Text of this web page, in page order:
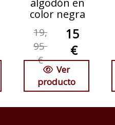
color negra
19,
95
€
15
€
Ver
producto